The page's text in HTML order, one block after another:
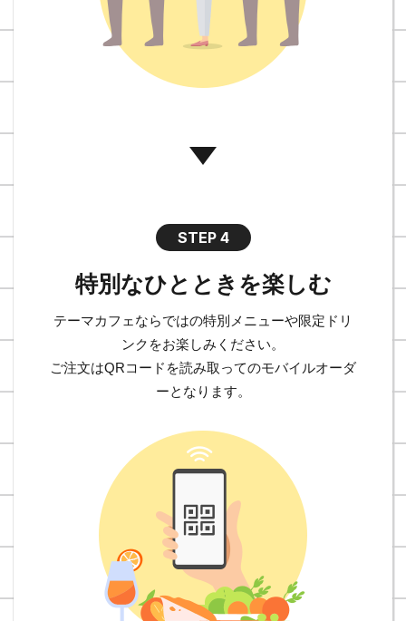
STEP 4
特別なひとときを楽しむ
テーマカフェならではの特別メニューや限定ドリ
ンクをお楽しみください。
ご注文はQRコードを読み取ってのモバイルオーダ
ーとなります。